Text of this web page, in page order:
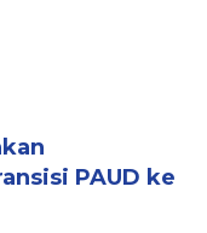
PAUD ke